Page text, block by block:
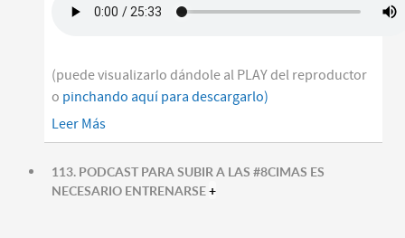
(puede visualizarlo dándole al PLAY del reproductor
o pinchando aquí para descargarlo)
Leer Más
113. PODCAST PARA SUBIR A LAS #8CIMAS ES
NECESARIO ENTRENARSE+